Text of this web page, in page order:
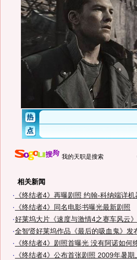
我的天职是搜索
相关新闻
· 《终结者4》再曝剧照 约翰-科纳端详机
· 《终结者4》同名电影书曝光最新剧照
·好莱坞大片《速度与激情4之赛车风云
·全智贤好莱坞作品《最后的吸血鬼》发
· 《终结者4》剧照首曝光 没有阿诺如何
· 《终结者4》公布首张剧照 2009年暑期